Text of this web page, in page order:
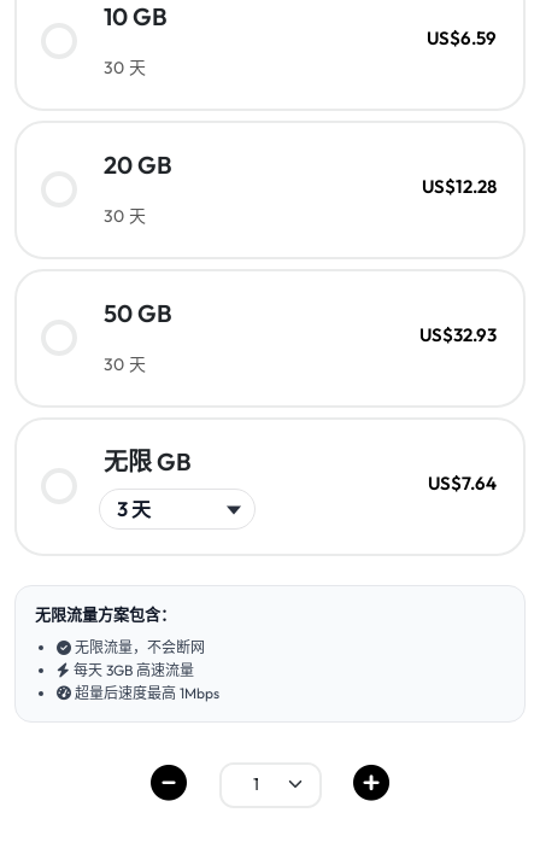
10 GB
30 天
US$6.59
20 GB
30 天
US$12.28
50 GB
30 天
US$32.93
无限 GB
US$7.64
无限流量方案包含：
无限流量，不会断网
每天 3GB 高速流量
超量后速度最高 1Mbps